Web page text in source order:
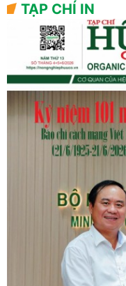
TẠP CHÍ IN